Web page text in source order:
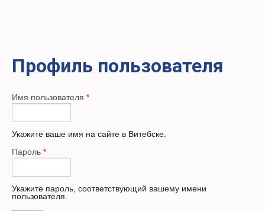
Профиль пользователя
Имя пользователя *
Укажите ваше имя на сайте в Витебске.
Пароль *
Укажите пароль, соответствующий вашему имени
пользователя.